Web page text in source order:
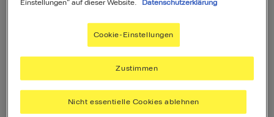
Hauptspeise Fleisch Low Carb
Einstellungen" auf dieser Website.
Datenschutzerklärung
Cookie-Einstellungen
Nicht essentielle Cookies ablehnen
Zustimmen